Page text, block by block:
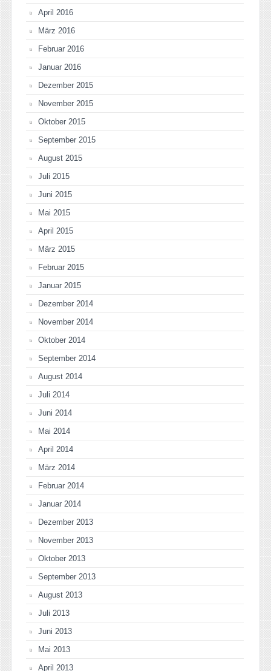
April 2016
März 2016
Februar 2016
Januar 2016
Dezember 2015
November 2015
Oktober 2015
September 2015
August 2015
Juli 2015
Juni 2015
Mai 2015
April 2015
März 2015
Februar 2015
Januar 2015
Dezember 2014
November 2014
Oktober 2014
September 2014
August 2014
Juli 2014
Juni 2014
Mai 2014
April 2014
März 2014
Februar 2014
Januar 2014
Dezember 2013
November 2013
Oktober 2013
September 2013
August 2013
Juli 2013
Juni 2013
Mai 2013
April 2013